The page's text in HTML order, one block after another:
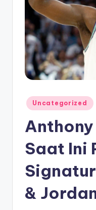
Posted
in
Uncategorized
Saat Ini
&